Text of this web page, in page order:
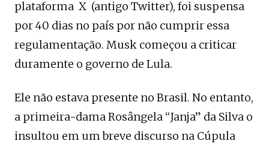
plataforma X (antigo Twitter), foi suspensa
por 40 dias no país por não cumprir essa
regulamentação. Musk começou a criticar
duramente o governo de Lula.
Ele não estava presente no Brasil. No entanto,
a primeira-dama Rosângela “Janja” da Silva o
insultou em um breve discurso na Cúpula